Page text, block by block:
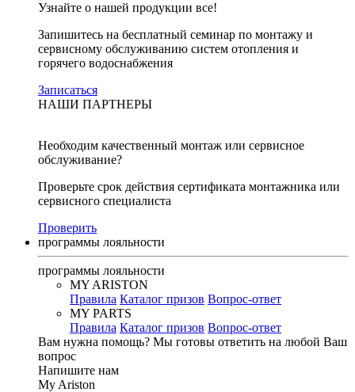
Узнайте о нашей продукции все!
Запишитесь на бесплатный семинар по монтажу и
сервисному обслуживанию систем отопления и
горячего водоснабжения
Записаться
НАШИ ПАРТНЕРЫ
Необходим качественный монтаж или сервисное
обслуживание?
Проверьте срок действия сертификата монтажника или
сервисного специалиста
Проверить
программы лояльности
программы лояльности
MY ARISTON
Правила Каталог призов Вопрос-ответ
MY PARTS
Правила Каталог призов Вопрос-ответ
Вам нужна помощь? Мы готовы ответить на любой Ваш
вопрос
Напишите нам
My Ariston